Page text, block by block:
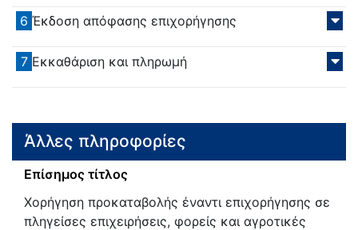
6 Έκδοση απόφασης επιχορήγησης
7 Εκκαθάριση και πληρωμή
Άλλες πληροφορίες
Επίσημος τίτλος
Χορήγηση προκαταβολής έναντι επιχορήγησης σε
πληγείσες επιχειρήσεις, φορείς και αγροτικές